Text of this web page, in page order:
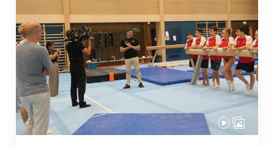
Mit klaren Zielen nach Zagreb